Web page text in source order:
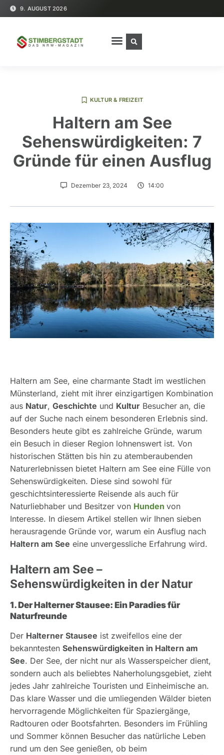
9. AUGUST 2026
KULTUR & FREIZEIT
Haltern am See
Sehenswürdigkeiten: 7
Gründe für einen Ausflug
Dezember 23, 2024 14:00
Haltern am See, eine charmante Stadt im westlichen
Münsterland, zieht mit ihrer einzigartigen Kombination
aus Natur, Geschichte und Kultur Besucher an, die
auf der Suche nach einem besonderen Erlebnis sind.
Besonders heute gibt es zahlreiche Gründe, warum
ein Besuch in dieser Region lohnenswert ist. Von
historischen Stätten bis hin zu atemberaubenden
Naturerlebnissen bietet Haltern am See eine Fülle von
Sehenswürdigkeiten. Diese sind sowohl für
geschichtsinteressierte Reisende als auch für
Naturliebhaber und Besitzer von Hunden von
Interesse. In diesem Artikel stellen wir Ihnen sieben
herausragende Gründe vor, warum ein Ausflug nach
Haltern am See eine unvergessliche Erfahrung wird.
Haltern am See –
Sehenswürdigkeiten in der Natur
1. Der Halterner Stausee: Ein Paradies für
Naturfreunde
Der Halterner Stausee ist zweifellos eine der
bekanntesten Sehenswürdigkeiten in Haltern am
See. Der See, der nicht nur als Wasserspeicher dient,
sondern auch als beliebtes Naherholungsgebiet, zieht
jedes Jahr zahlreiche Touristen und Einheimische an.
Das klare Wasser und die umliegenden Wälder bieten
hervorragende Möglichkeiten für Spaziergänge,
Radtouren oder Bootsfahrten. Besonders im Frühling
und Sommer können Besucher das natürliche Leben
rund um den See genießen, ob beim